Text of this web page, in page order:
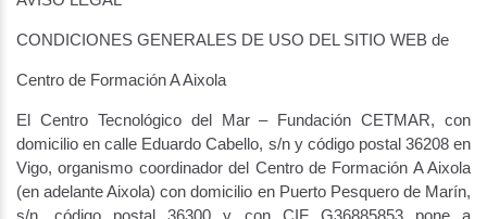
CONDICIONES GENERALES DE USO DEL SITIO WEB de
Centro de Formación A Aixola
El Centro Tecnológico del Mar – Fundación CETMAR, con
domicilio en calle Eduardo Cabello, s/n y código postal 36208 en
Vigo, organismo coordinador del Centro de Formación A Aixola
(en adelante Aixola) con domicilio en Puerto Pesquero de Marín,
s/n, código postal 36300 y con CIF G36885853 pone a